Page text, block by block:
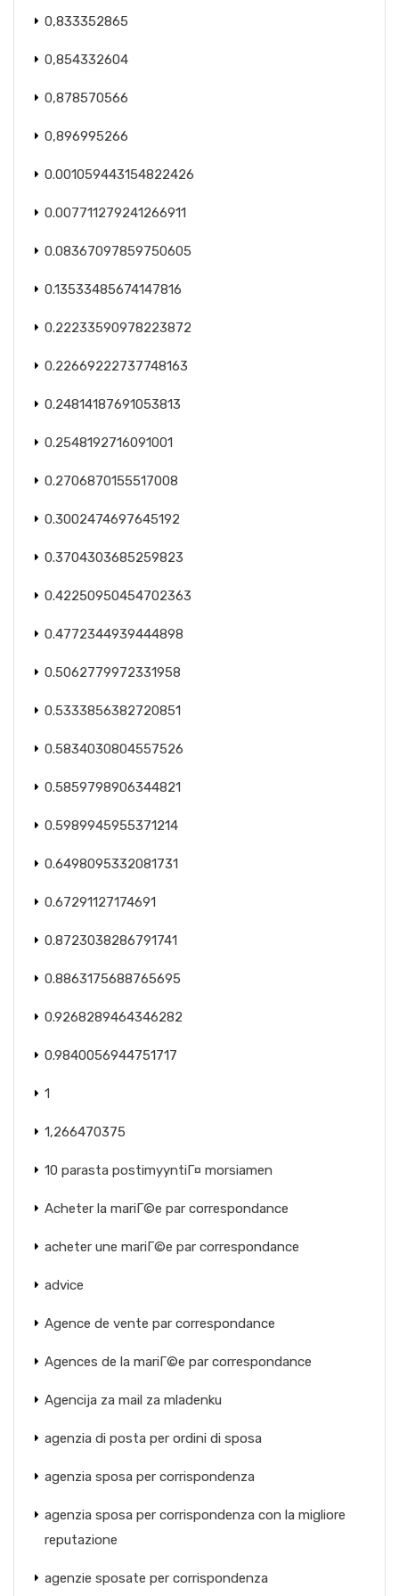
0,833352865
0,854332604
0,878570566
0,896995266
0.001059443154822426
0.007711279241266911
0.08367097859750605
0.13533485674147816
0.22233590978223872
0.22669222737748163
0.24814187691053813
0.2548192716091001
0.2706870155517008
0.3002474697645192
0.3704303685259823
0.42250950454702363
0.4772344939444898
0.5062779972331958
0.5333856382720851
0.5834030804557526
0.5859798906344821
0.5989945955371214
0.6498095332081731
0.67291127174691
0.8723038286791741
0.8863175688765695
0.9268289464346282
0.9840056944751717
1
1,266470375
10 parasta postimyyntiГ¤ morsiamen
Acheter la mariГ©e par correspondance
acheter une mariГ©e par correspondance
advice
Agence de vente par correspondance
Agences de la mariГ©e par correspondance
Agencija za mail za mladenku
agenzia di posta per ordini di sposa
agenzia sposa per corrispondenza
agenzia sposa per corrispondenza con la migliore
reputazione
agenzie sposate per corrispondenza